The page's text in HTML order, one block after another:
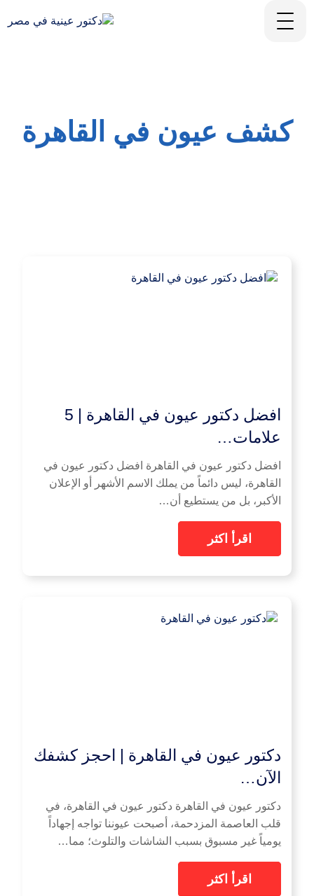
كشف عيون في القاهرة
افضل دكتور عيون في القاهرة | 5
علامات…
افضل دكتور عيون في القاهرة افضل دكتور عيون في
القاهرة، ليس دائماً من يملك الاسم الأشهر أو الإعلان
الأكبر، بل من يستطيع أن…
اقرأ اكثر
دكتور عيون في القاهرة | احجز كشفك
الآن…
دكتور عيون في القاهرة دكتور عيون في القاهرة، في
قلب العاصمة المزدحمة، أصبحت عيوننا تواجه إجهاداً
يومياً غير مسبوق بسبب الشاشات والتلوث؛ مما…
اقرأ اكثر